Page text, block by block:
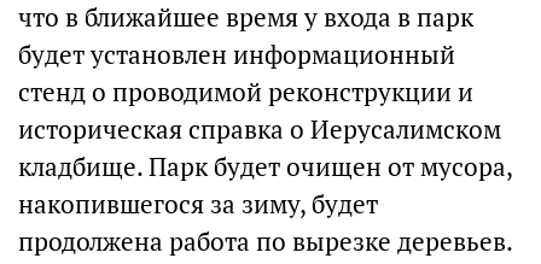
что в ближайшее время у входа в парк
будет установлен информационный
стенд о проводимой реконструкции и
историческая справка о Иерусалимском
кладбище. Парк будет очищен от мусора,
накопившегося за зиму, будет
продолжена работа по вырезке деревьев.